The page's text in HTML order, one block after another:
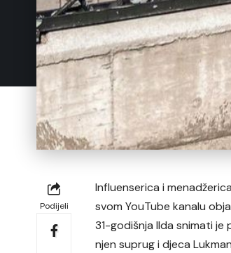
Podijeli
Influenserica i
svom YouTube kanalu
31-godišnja Ilda snimati
njen suprug i djeca